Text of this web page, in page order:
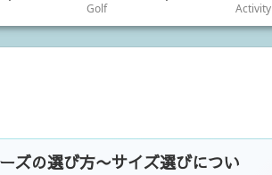
Golf Activity
ズの選び方〜サイズ選びについ